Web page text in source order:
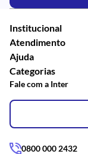
Institucional
Atendimento
Ajuda
Categorias
Fale com a Inter
0800 000 2432